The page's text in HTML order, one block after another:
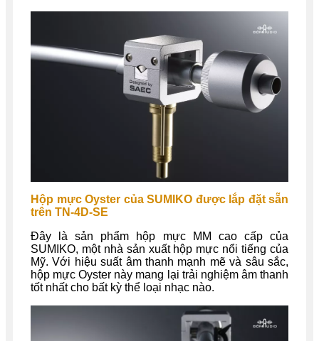
Hộp mực Oyster của SUMIKO được lắp đặt sẵn
trên TN-4D-SE
Đây là sản phẩm hộp mực MM cao cấp của
SUMIKO, một nhà sản xuất hộp mực nổi tiếng của
Mỹ. Với hiệu suất âm thanh mạnh mẽ và sâu sắc,
hộp mực Oyster này mang lại trải nghiệm âm thanh
tốt nhất cho bất kỳ thể loại nhạc nào.